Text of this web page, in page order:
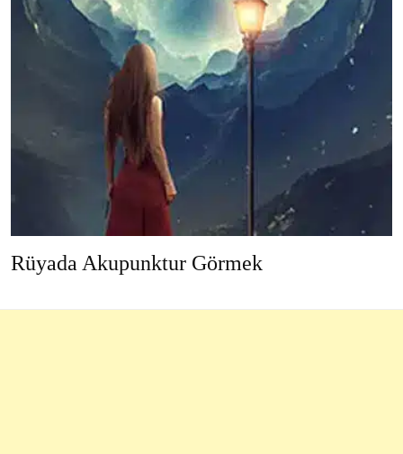
Rüyada Akupunktur Görmek